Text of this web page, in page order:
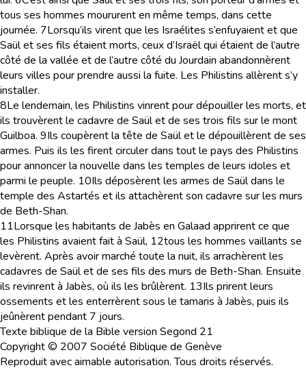
tous ses hommes moururent en même temps, dans cette
journée. 7Lorsqu’ils virent que les Israélites s’enfuyaient et que
Saül et ses fils étaient morts, ceux d’Israël qui étaient de l’autre
côté de la vallée et de l’autre côté du Jourdain abandonnèrent
leurs villes pour prendre aussi la fuite. Les Philistins allèrent s’y
installer.
8Le lendemain, les Philistins vinrent pour dépouiller les morts, et
ils trouvèrent le cadavre de Saül et de ses trois fils sur le mont
Guilboa. 9Ils coupèrent la tête de Saül et le dépouillèrent de ses
armes. Puis ils les firent circuler dans tout le pays des Philistins
pour annoncer la nouvelle dans les temples de leurs idoles et
parmi le peuple. 10Ils déposèrent les armes de Saül dans le
temple des Astartés et ils attachèrent son cadavre sur les murs
de Beth-Shan.
11Lorsque les habitants de Jabès en Galaad apprirent ce que
les Philistins avaient fait à Saül, 12tous les hommes vaillants se
levèrent. Après avoir marché toute la nuit, ils arrachèrent les
cadavres de Saül et de ses fils des murs de Beth-Shan. Ensuite
ils revinrent à Jabès, où ils les brûlèrent. 13Ils prirent leurs
ossements et les enterrèrent sous le tamaris à Jabès, puis ils
jeûnèrent pendant 7 jours.
Texte biblique de la Bible version Segond 21
Copyright © 2007 Société Biblique de Genève
Reproduit avec aimable autorisation. Tous droits réservés.